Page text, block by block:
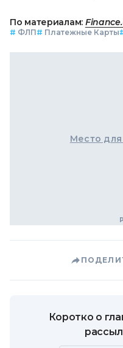
По материалам:
# ФЛП# Платежные Карты
Место
Коротко о